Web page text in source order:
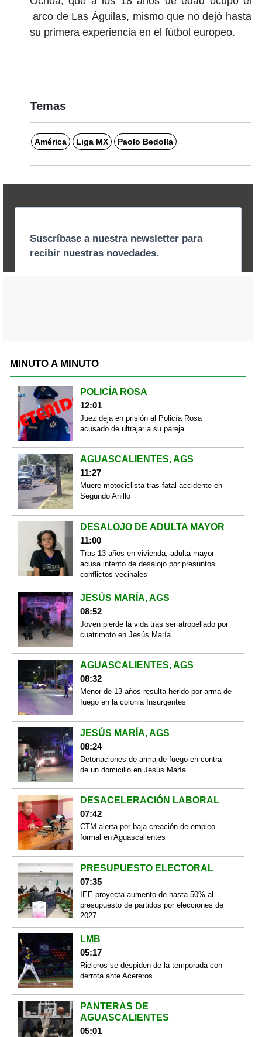
arco de Las Águilas, mismo que no dejó hasta
su primera experiencia en el fútbol europeo.
Temas
América Liga MX Paolo Bedolla
MINUTO A MINUTO
POLICÍA ROSA
12:01
Juez deja en prisión al Policía Rosa
acusado de ultrajar a su pareja
AGUASCALIENTES, AGS
11:27
Muere motociclista tras fatal accidente en
Segundo Anillo
DESALOJO DE ADULTA MAYOR
11:00
Tras 13 años en vivienda, adulta mayor
acusa intento de desalojo por presuntos
conflictos vecinales
JESÚS MARÍA, AGS
08:52
Joven pierde la vida tras ser atropellado por
cuatrimoto en Jesús María
AGUASCALIENTES, AGS
08:32
Menor de 13 años resulta herido por arma de
fuego en la colonia Insurgentes
JESÚS MARÍA, AGS
08:24
Detonaciones de arma de fuego en contra
de un domicilio en Jesús María
DESACELERACIÓN LABORAL
07:42
CTM alerta por baja creación de empleo
formal en Aguascalientes
PRESUPUESTO ELECTORAL
07:35
IEE proyecta aumento de hasta 50% al
presupuesto de partidos por elecciones de
2027
LMB
05:17
Rieleros se despiden de la temporada con
derrota ante Acereros
PANTERAS DE
AGUASCALIENTES
05:01